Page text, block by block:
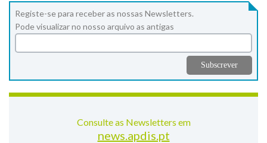
Registe-se para receber as nossas Newsletters.
Pode visualizar no nosso arquivo as antigas
Consulte as Newsletters em
news.apdis.pt